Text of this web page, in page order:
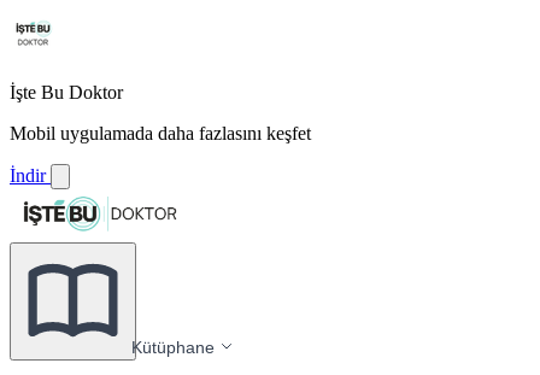
İşte Bu Doktor
Mobil uygulamada daha fazlasını keşfet
İndir
Kütüphane